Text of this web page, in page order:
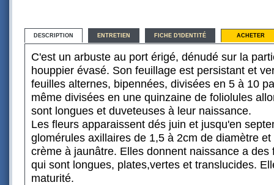
DESCRIPTION ENTRETIEN FICHE D'IDENTITÉ ACHETER
C'est un arbuste au port érigé, dénudé sur la
houppier évasé. Son feuillage est persistant et
feuilles alternes, bipennées, divisées en 5 à 10
même divisées en une quinzaine de foliolules
sont longues et duveteuses à leur naissance.
Les fleurs apparaissent dés juin et jusqu'en
glomérules axillaires de 1,5 à 2cm de diamètre
crème à jaunâtre. Elles donnent naissance a des
qui sont longues, plates,vertes et translucides.
maturité.